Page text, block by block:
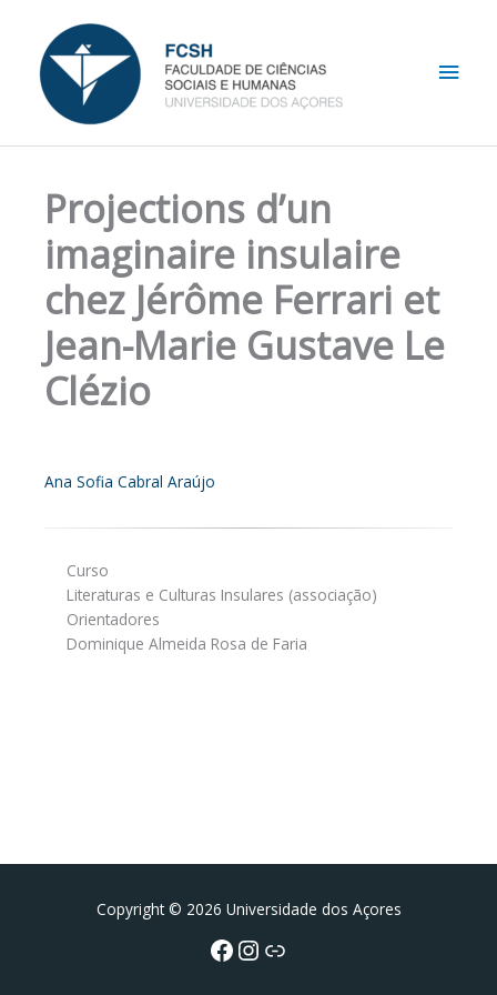
content
Projections d’un
imaginaire insulaire
chez Jérôme Ferrari et
Jean-Marie Gustave Le
Clézio
Ana Sofia Cabral Araújo
Curso
Literaturas e Culturas Insulares (associação)
Orientadores
Dominique Almeida Rosa de Faria
Copyright © 2026 Universidade dos Açores
Facebook
Instagram da FCTPortal da UAc